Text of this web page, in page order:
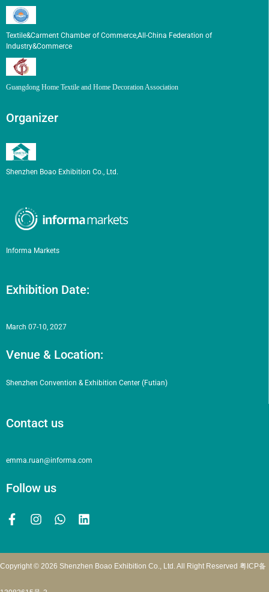
Textile&Carment Chamber of Commerce,All-China Federation of
Industry&Commerce
Guangdong Home Textile and Home Decoration Association
Organizer
Shenzhen Boao Exhibition Co., Ltd.
Informa Markets
Exhibition Date:
March 07-10, 2027
Venue & Location:
Shenzhen Convention & Exhibition Center (Futian)
Contact us
emma.ruan@informa.com
Follow us
Copyright © 2026 Shenzhen Boao Exhibition Co., Ltd. All Right Reserved 粤ICP备